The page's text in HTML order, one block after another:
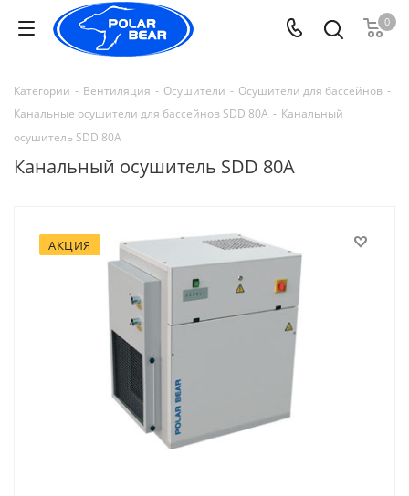
0
Категории - Вентиляция - Осушители - Осушители для бассейнов -
Канальные осушители для бассейнов SDD 80A - Канальный
осушитель SDD 80A
Канальный осушитель SDD 80A
АКЦИЯ